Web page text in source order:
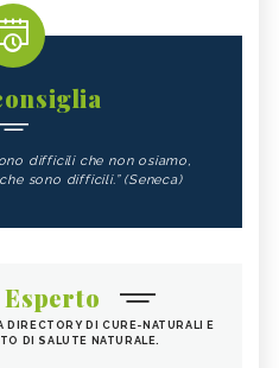
difficili che non osiamo,
sono difficili.” (Seneca)
DIRECTORY DI CURE-NATURALI E
DI SALUTE NATURALE.